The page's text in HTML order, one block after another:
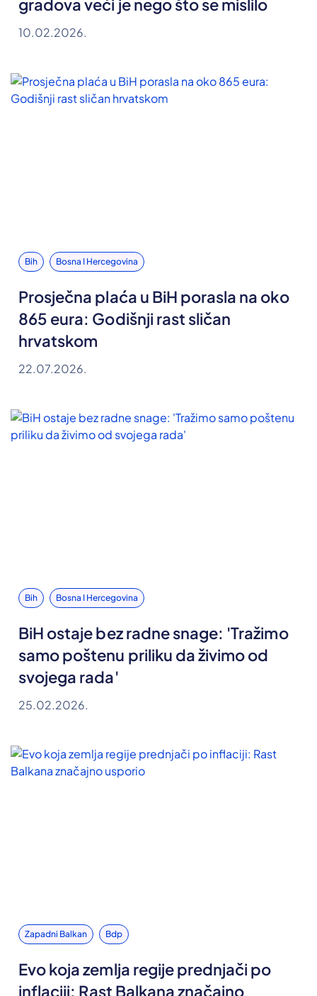
gradova veći je nego što se mislilo
10.02.2026.
Bih Bosna I Hercegovina
Prosječna plaća u BiH porasla na oko
865 eura: Godišnji rast sličan
hrvatskom
22.07.2026.
Bih Bosna I Hercegovina
BiH ostaje bez radne snage: 'Tražimo
samo poštenu priliku da živimo od
svojega rada'
25.02.2026.
Zapadni Balkan Bdp
Evo koja zemlja regije prednjači po
inflaciji: Rast Balkana značajno